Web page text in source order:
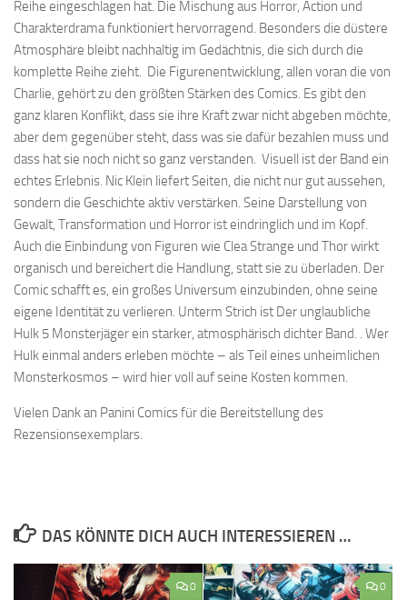
Reihe eingeschlagen hat. Die Mischung aus Horror, Action und
Charakterdrama funktioniert hervorragend. Besonders die düstere
Atmosphäre bleibt nachhaltig im Gedächtnis, die sich durch die
komplette Reihe zieht. Die Figurenentwicklung, allen voran die von
Charlie, gehört zu den größten Stärken des Comics. Es gibt den
ganz klaren Konflikt, dass sie ihre Kraft zwar nicht abgeben möchte,
aber dem gegenüber steht, dass was sie dafür bezahlen muss und
dass hat sie noch nicht so ganz verstanden. Visuell ist der Band ein
echtes Erlebnis. Nic Klein liefert Seiten, die nicht nur gut aussehen,
sondern die Geschichte aktiv verstärken. Seine Darstellung von
Gewalt, Transformation und Horror ist eindringlich und im Kopf.
Auch die Einbindung von Figuren wie Clea Strange und Thor wirkt
organisch und bereichert die Handlung, statt sie zu überladen. Der
Comic schafft es, ein großes Universum einzubinden, ohne seine
eigene Identität zu verlieren. Unterm Strich ist Der unglaubliche
Hulk 5 Monsterjäger ein starker, atmosphärisch dichter Band. . Wer
Hulk einmal anders erleben möchte – als Teil eines unheimlichen
Monsterkosmos – wird hier voll auf seine Kosten kommen.
Vielen Dank an Panini Comics für die Bereitstellung des
Rezensionsexemplars.
DAS KÖNNTE DICH AUCH INTERESSIEREN …
0 0